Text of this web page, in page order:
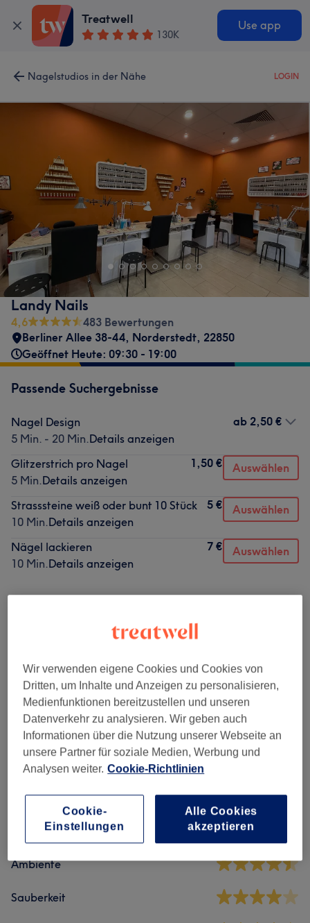
Treatwell
130K
Use app
Nagelstudios in der Nähe LOGIN
Landy Nails
4,6
483 Bewertungen
Berliner Allee 38-44, Norderstedt, 22850
Geöffnet Heute: 09:30 - 19:00
Passende Suchergebnisse
Nagel Design
5 Min. - 20 Min.Details anzeigen
ab 2,50 €
Glitzerstrich pro Nagel
5 Min.Details anzeigen
1,50 € Auswählen
Strasssteine weiß oder bunt 10 Stück
10 Min.Details anzeigen
5 € Auswählen
Nägel lackieren
10 Min.Details anzeigen
7 € Auswählen
Maniküre & Pediküre (10) ab 1,50 €
Nagelmodellage (11) ab 15 €
Salonbewertungen
4,6 483 Bewertungen
Ambiente
Sauberkeit
Wir verwenden eigene Cookies und Cookies von
Dritten, um Inhalte und Anzeigen zu personalisieren,
Medienfunktionen bereitzustellen und unseren
Datenverkehr zu analysieren. Wir geben auch
Informationen über die Nutzung unserer Webseite an
unsere Partner für soziale Medien, Werbung und
Analysen weiter. Cookie-Richtlinien
Cookie-
Einstellungen
Alle Cookies
akzeptieren